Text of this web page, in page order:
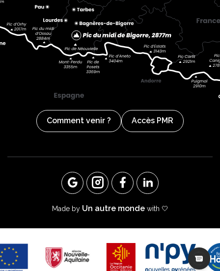
Comment venir ? Accès PMR
Made by Un autre mondewith 🤍